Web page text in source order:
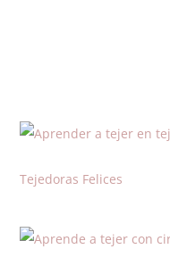
Tejedoras Felices